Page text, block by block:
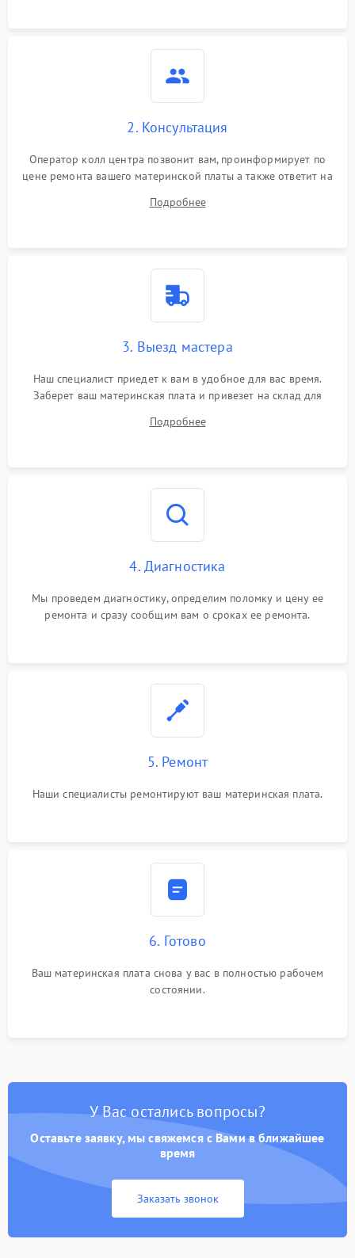
2. Консультация
Оператор колл центра позвонит вам, проинформирует по
цене ремонта вашего материнской платы а также ответит на
Подробнее
3. Выезд мастера
Наш специалист приедет к вам в удобное для вас время.
Заберет ваш материнская плата и привезет на склад для
Подробнее
4. Диагностика
Мы проведем диагностику, определим поломку и цену ее
ремонта и сразу сообщим вам о сроках ее ремонта.
5. Ремонт
Наши специалисты ремонтируют ваш материнская плата.
6. Готово
Ваш материнская плата снова у вас в полностью рабочем
состоянии.
У Вас остались вопросы?
Оставьте заявку, мы свяжемся с Вами в ближайшее
время
Заказать звонок